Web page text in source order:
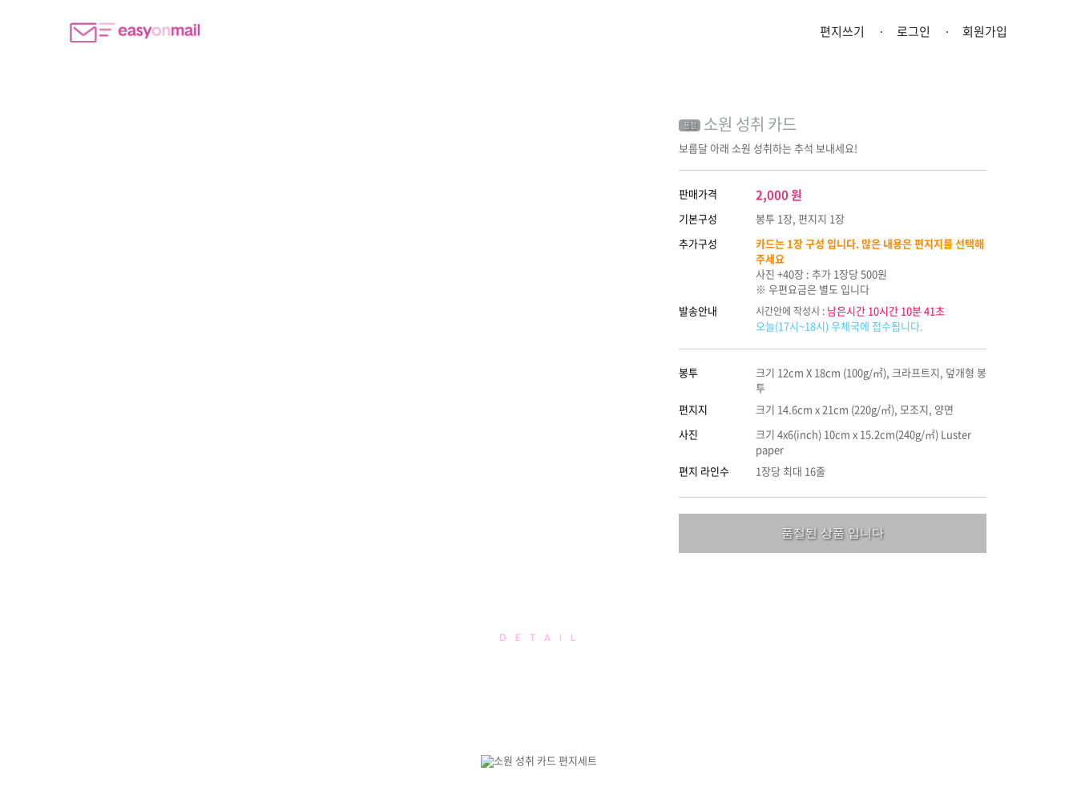
편지쓰기 로그인 회원가입
품절 소원 성취 카드
보름달 아래 소원 성취하는 추석 보내세요!
판매가격 2,000원
기본구성
봉투 1장, 편지지 1장
추가구성
카드는 1장 구성 입니다. 많은 내용은 편지지를 선택해
주세요
사진 +40장 : 추가 1장당 500원
※ 우편요금은 별도 입니다
발송안내
시간안에 작성시 : 남은시간 10시간 10분 40초
오늘(17시~18시) 우체국에 접수됩니다.
봉투
크기 12cm X 18cm (100g/㎡), 크라프트지, 덮개형 봉
투
편지지
크기 14.6cm x 21cm (220g/㎡), 모조지, 양면
사진
크기 4x6(inch) 10cm x 15.2cm(240g/㎡) Luster
paper
편지 라인수
1장당 최대 16줄
품절된 상품 입니다
D E T A I L